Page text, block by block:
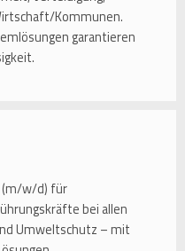
Kommunen.
garantieren
(m/w/d) für
bei allen
Umweltschutz – mit